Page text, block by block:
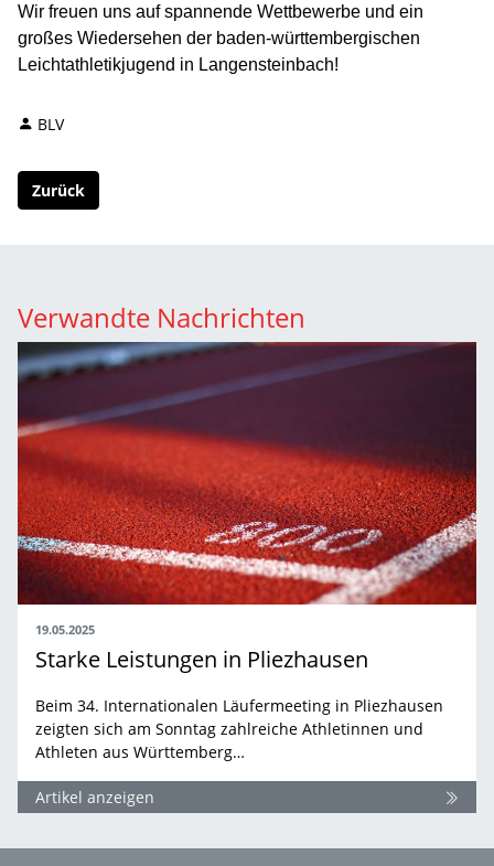
Wir freuen uns auf spannende Wettbewerbe und ein
großes Wiedersehen der baden-württembergischen
Leichtathletikjugend in Langensteinbach!
BLV
Zurück
Verwandte Nachrichten
19.05.2025
Starke Leistungen in Pliezhausen
Beim 34. Internationalen Läufermeeting in Pliezhausen
zeigten sich am Sonntag zahlreiche Athletinnen und
Athleten aus Württemberg…
Artikel anzeigen